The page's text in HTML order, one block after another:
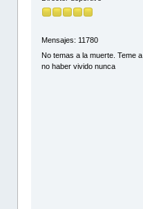
Mensajes: 11780
No temas a la muerte. Teme a
no haber vivido nunca